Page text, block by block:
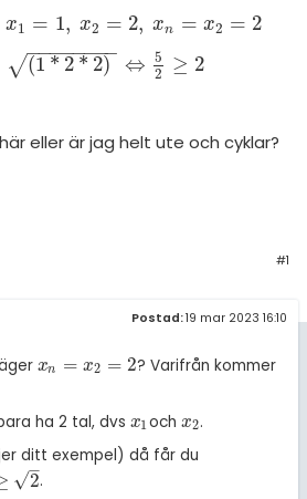
x1 = 1, x2 = 2, xn = x2 = 2
2,x n= 2= 2
(1 * 2 * 2)
− −
−−−−−−
√ ⇔ 5
2
≥ 2
*2⇔ 52≥ 2
eller är jag helt ute och cyklar?
#1
Postad:19 mar 2023 16:10
xn = x2 = 2
xn= x2 =2
? Varifrån kommer
ha 2 tal, dvs x1
x1 och x2
x2.
ditt exempel) då får du
2
–
√ .
Om Pluggakuten
Allmänna villkor